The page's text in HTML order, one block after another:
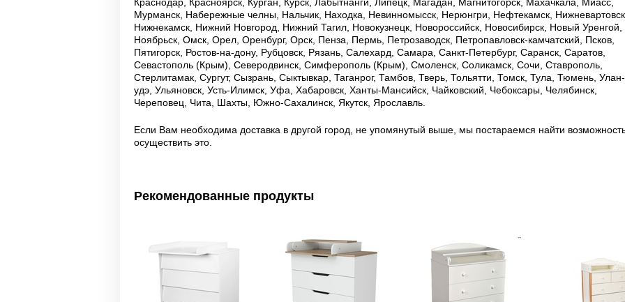
Мурманск, Набережные челны, Нальчик, Находка, Невинномысск, Нерюнгри, Нефтекамск,
Нижнекамск, Нижний Новгород, Нижний Тагил, Новокузнецк, Новороссийск, Новосибирск, Новый Уренгой,
Ноябрьск, Омск, Орел, Оренбург, Орск, Пенза, Пермь, Петрозаводск, Петропавловск-камчатский, Псков,
Пятигорск, Ростов-на-дону, Рубцовск, Рязань, Салехард, Самара, Санкт-Петербург, Саранск, Саратов,
Севастополь (Крым), Северодвинск, Симферополь (Крым), Смоленск, Соликамск, Сочи, Ставрополь,
Стерлитамак, Сургут, Сызрань, Сыктывкар, Таганрог, Тамбов, Тверь, Тольятти, Томск, Тула, Тюмень, Улан-
удэ, Ульяновск, Усть-Илимск, Уфа, Хабаровск, Ханты-Мансийск, Чайковский, Чебоксары, Челябинск,
Череповец, Чита, Шахты, Южно-Сахалинск, Якутск, Ярославль.
Если Вам необходима доставка в другой город, не упомянутый выше, мы постараемся найти
осуществить это.
Рекомендованные продукты